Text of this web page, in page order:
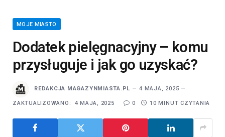
MOJE MIASTO
Dodatek pielęgnacyjny – komu
przysługuje i jak go uzyskać?
REDAKCJA MAGAZYNMIASTA.PL 4 MAJA, 2025
ZAKTUALIZOWANO: 4 MAJA, 2025 0 10 MINUT CZYTANIA